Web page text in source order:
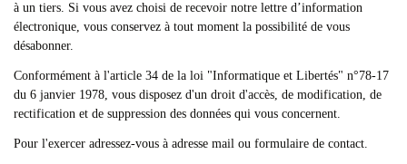
à un tiers. Si vous avez choisi de recevoir notre lettre d’information
électronique, vous conservez à tout moment la possibilité de vous
désabonner.
Conformément à l'article 34 de la loi "Informatique et Libertés" n°78-17
du 6 janvier 1978, vous disposez d'un droit d'accès, de modification, de
rectification et de suppression des données qui vous concernent.
Pour l'exercer adressez-vous à adresse mail ou formulaire de contact.